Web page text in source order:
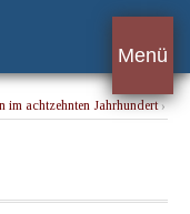
Menü
im achtzehnten Jahrhundert›